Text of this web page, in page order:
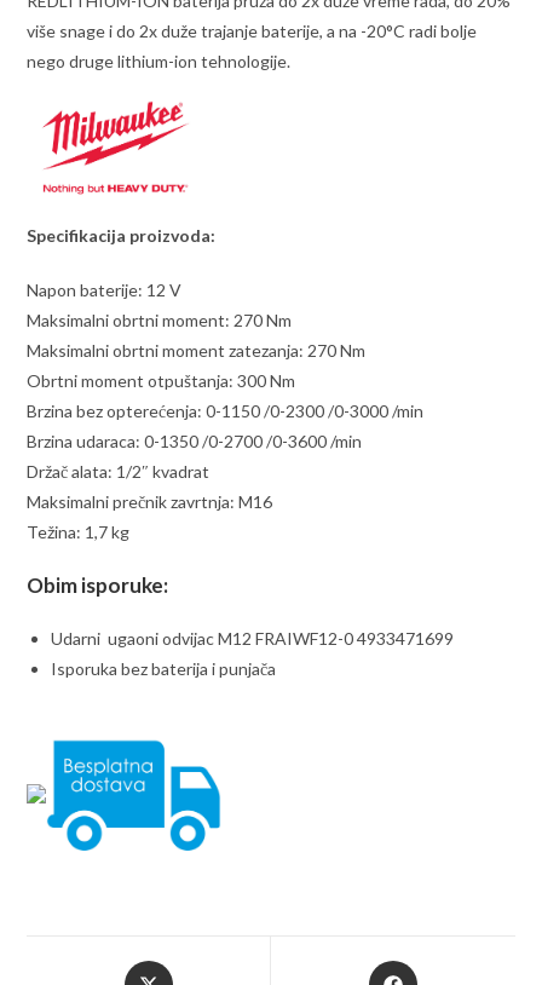
više snage i do 2x duže trajanje baterije, a na -20°C radi bolje
nego druge lithium-ion tehnologije.
Specifikacija proizvoda:
Napon baterije: 12 V
Maksimalni obrtni moment: 270 Nm
Maksimalni obrtni moment zatezanja: 270 Nm
Obrtni moment otpuštanja: 300 Nm
Brzina bez opterećenja: 0-1150 /0-2300 /0-3000 /min
Brzina udaraca: 0-1350 /0-2700 /0-3600 /min
Držač alata: 1/2″ kvadrat
Maksimalni prečnik zavrtnja: M16
Težina: 1,7 kg
Obim isporuke:
Udarni ugaoni odvijac M12 FRAIWF12-0 4933471699
Isporuka bez baterija i punjača
Opens
Opens